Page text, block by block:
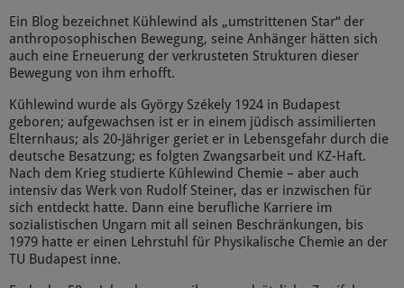
Ein Blog bezeichnet Kühlewind als „umstrittenen Star“ der
anthroposophischen Bewegung, seine Anhänger hätten sich
auch eine Erneuerung der verkrusteten Strukturen dieser
Bewegung von ihm erhofft.
Kühlewind wurde als György Székely 1924 in Budapest
geboren; aufgewachsen ist er in einem jüdisch assimilierten
Elternhaus; als 20-Jähriger geriet er in Lebensgefahr durch die
deutsche Besatzung; es folgten Zwangsarbeit und KZ-Haft.
Nach dem Krieg studierte Kühlewind Chemie – aber auch
intensiv das Werk von Rudolf Steiner, das er inzwischen für
sich entdeckt hatte. Dann eine berufliche Karriere im
sozialistischen Ungarn mit all seinen Beschränkungen, bis
1979 hatte er einen Lehrstuhl für Physikalische Chemie an der
TU Budapest inne.